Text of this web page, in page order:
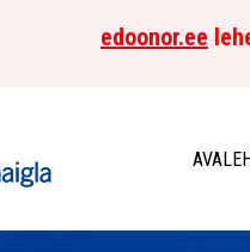
edoonor.ee